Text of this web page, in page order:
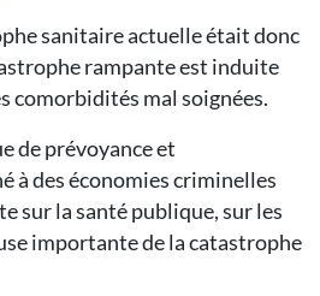
sanitaire actuelle était donc
rampante est induite
comorbidités mal soignées.
de prévoyance et
à des économies criminelles
sur la santé publique, sur les
importante de la catastrophe